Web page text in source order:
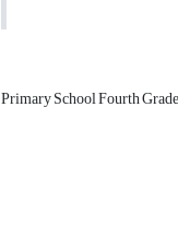
Primary School Fourth Grade